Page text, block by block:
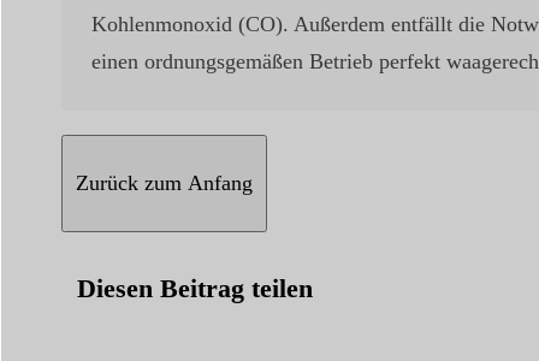
Kohlenmonoxid (CO). Außerdem entfällt die
einen ordnungsgemäßen Betrieb perfekt
Zurück zum Anfang
Diesen Beitrag teilen